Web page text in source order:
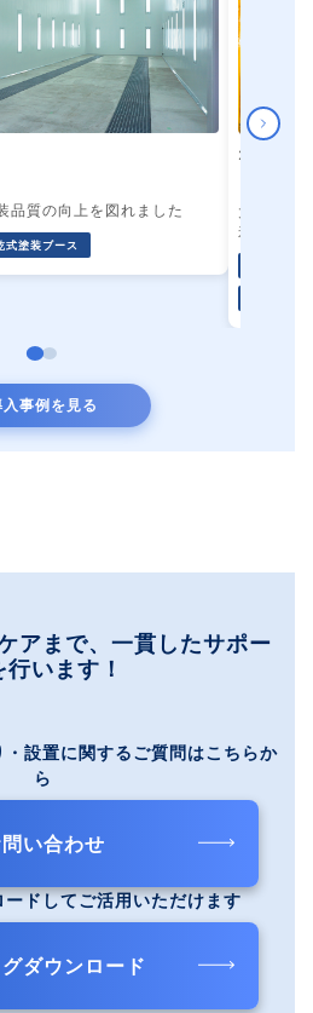
品質の向上を図れました
式塗装ブース
2024年竣
大型化す
来ました
入事例を見る
アまで、一貫したサポー
行います！
設置に関するご質問はこちらか
ら
い合わせ
ドしてご活用いただけます
ダウンロード